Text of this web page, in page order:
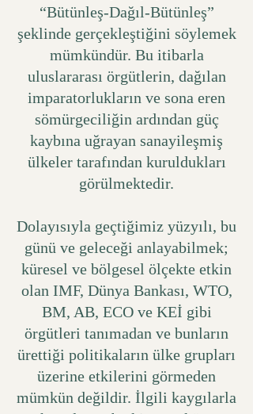
“Bütünleş-Dağıl-Bütünleş”
şeklinde gerçekleştiğini söylemek
mümkündür. Bu itibarla
uluslararası örgütlerin, dağılan
imparatorlukların ve sona eren
sömürgeciliğin ardından güç
kaybına uğrayan sanayileşmiş
ülkeler tarafından kuruldukları
görülmektedir.
Dolayısıyla geçtiğimiz yüzyılı, bu
günü ve geleceği anlayabilmek;
küresel ve bölgesel ölçekte etkin
olan IMF, Dünya Bankası, WTO,
BM, AB, ECO ve KEİ gibi
örgütleri tanımadan ve bunların
ürettiği politikaların ülke grupları
üzerine etkilerini görmeden
mümkün değildir. İlgili kaygılarla